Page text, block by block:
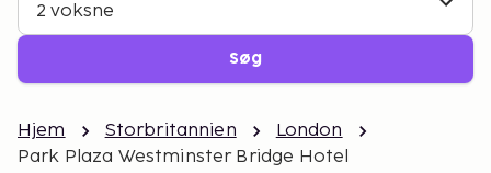
2 voksne
Søg
Hjem Storbritannien
London
Park Plaza Westminster Bridge Hotel